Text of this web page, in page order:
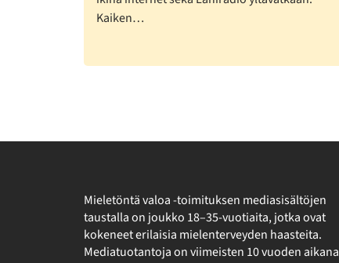
Kaiken…
Mieletöntä valoa -toimituksen mediasisältöjen
taustalla on joukko 18–35-vuotiaita, jotka ovat
kokeneet erilaisia mielenterveyden haasteita.
Mediatuotantoja on viimeisten 10 vuoden aikana